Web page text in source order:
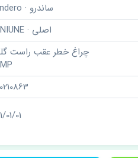
ساندرو · Sandero
اصلی · GENIUNE
چراغ خطر عقب راست
01/01